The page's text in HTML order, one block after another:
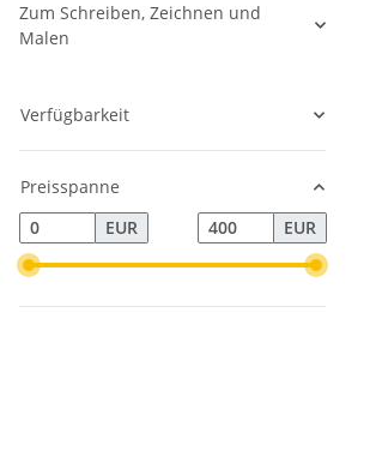
Zum Schreiben, Zeichnen und
Malen
Verfügbarkeit
Preisspanne
EUR
EUR